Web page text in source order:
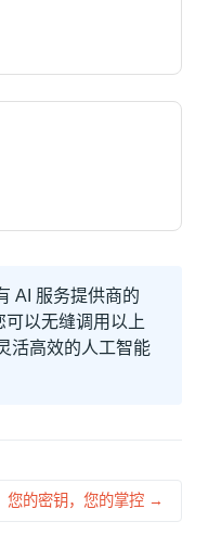
AI 服务提供商的
以无缝调用以上
活高效的人工智能
您的密钥，您的掌控 →